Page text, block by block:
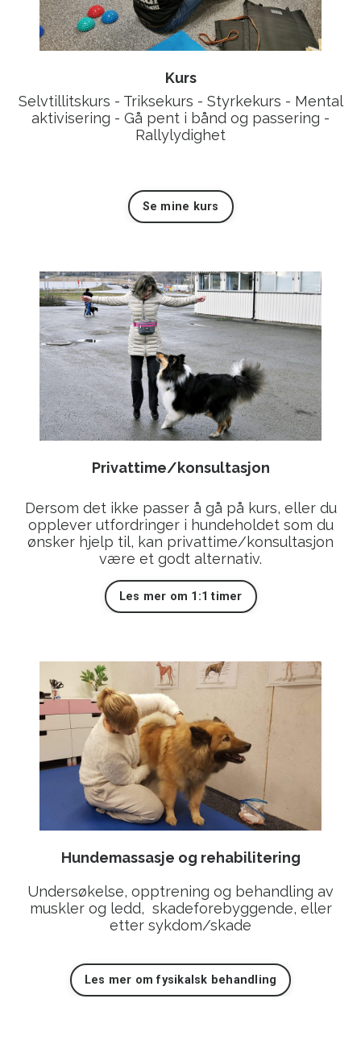
Kurs
Selvtillitskurs - Triksekurs - Styrkekurs - Mental
aktivisering - Gå pent i bånd og passering -
Rallylydighet
Se mine kurs
Privattime/konsultasjon
Dersom det ikke passer å gå på kurs, eller du
opplever utfordringer i hundeholdet som du
ønsker hjelp til, kan privattime/konsultasjon
være et godt alternativ.
Les mer om 1:1 timer
Hundemassasje og rehabilitering
Undersøkelse, opptrening og behandling av
muskler og ledd, skadeforebyggende, eller
etter sykdom/skade
Les mer om fysikalsk behandling